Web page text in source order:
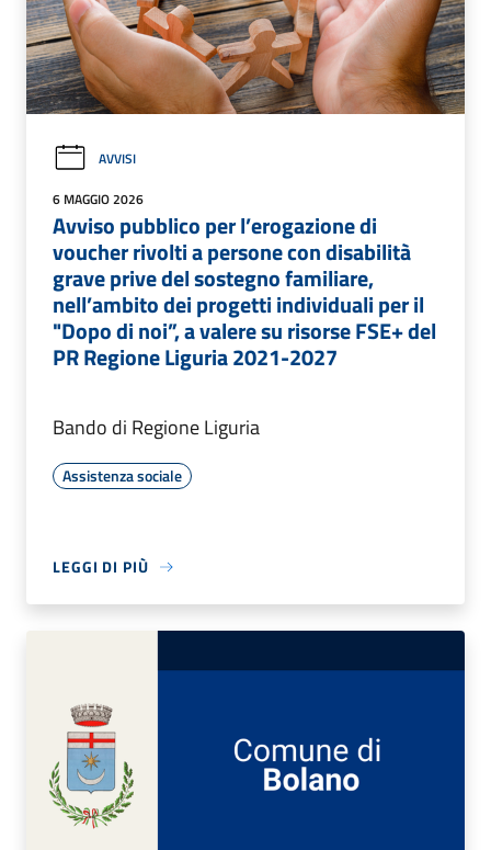
AVVISI
6 MAGGIO 2026
Avviso pubblico per l’erogazione di
voucher rivolti a persone con disabilità
grave prive del sostegno familiare,
nell’ambito dei progetti individuali per il
"Dopo di noi”, a valere su risorse FSE+ del
PR Regione Liguria 2021-2027
Bando di Regione Liguria
Assistenza sociale
LEGGI DI PIÙ